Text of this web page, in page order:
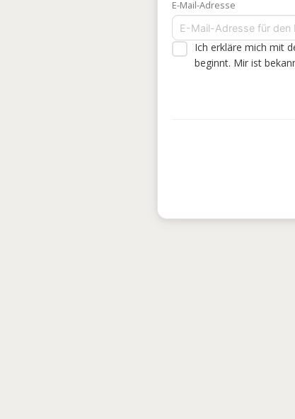
E-Mail-Adresse
Ich erkläre mich mit
beginnt. Mir ist